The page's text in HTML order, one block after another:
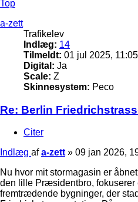
Top
a-zett
Trafikelev
Indlæg: 14
Tilmeldt: 01 jul 2025, 11:05
Digital: Ja
Scale: Z
Skinnesystem: Peco
Re: Berlin
Citer
Indlæg afa-zett » 09 jan 2026,
Nu hvor mit stormagasin er
den lille Præsidentbro, fokuserer
fremtrædende bygninger, der